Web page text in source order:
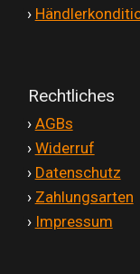
›
Rechtliches
› AGBs
› Widerruf
› Datenschutz
› Zahlungsarten
› Impressum